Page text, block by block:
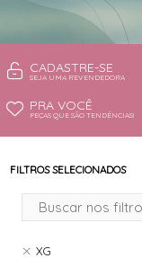
CADASTRE-SE
SEJA UMA REVENDEDORA
PRA VOCÊ
PEÇAS QUE SÃO TENDÊNCIAS!
FILTROS SELECIONADOS
XG